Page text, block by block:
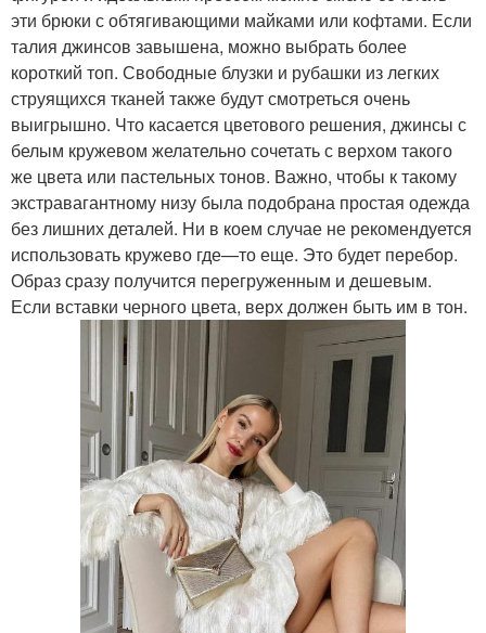
эти брюки с обтягивающими майками или кофтами. Если
талия джинсов завышена, можно выбрать более
короткий топ. Свободные блузки и рубашки из легких
струящихся тканей также будут смотреться очень
выигрышно. Что касается цветового решения, джинсы с
белым кружевом желательно сочетать с верхом такого
же цвета или пастельных тонов. Важно, чтобы к такому
экстравагантному низу была подобрана простая одежда
без лишних деталей. Ни в коем случае не рекомендуется
использовать кружево где—то еще. Это будет перебор.
Образ сразу получится перегруженным и дешевым.
Если вставки черного цвета, верх должен быть им в тон.